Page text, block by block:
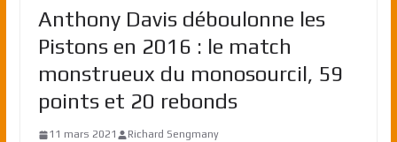
Anthony Davis déboulonne les
Pistons en 2016 : le match
monstrueux du monosourcil, 59
points et 20 rebonds
11 mars 2021 Richard Sengmany